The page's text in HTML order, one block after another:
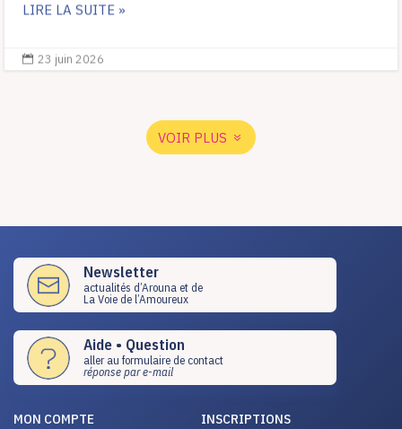
LIRE LA SUITE »
 23 juin 2026
VOIR PLUS
INSCRIPTIONS
MON COMPTE
Newsletter
actualités d’Arouna et de
La Voie de l’Amoureux
Aide • Question
aller au formulaire de contact
réponse par e-mail